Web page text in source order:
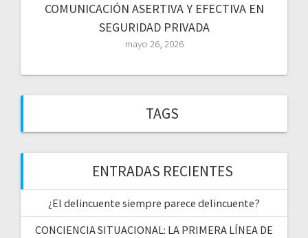
COMUNICACIÓN ASERTIVA Y EFECTIVA EN
SEGURIDAD PRIVADA
mayo 26, 2026
TAGS
ENTRADAS RECIENTES
¿El delincuente siempre parece delincuente?
CONCIENCIA SITUACIONAL: LA PRIMERA LÍNEA DE